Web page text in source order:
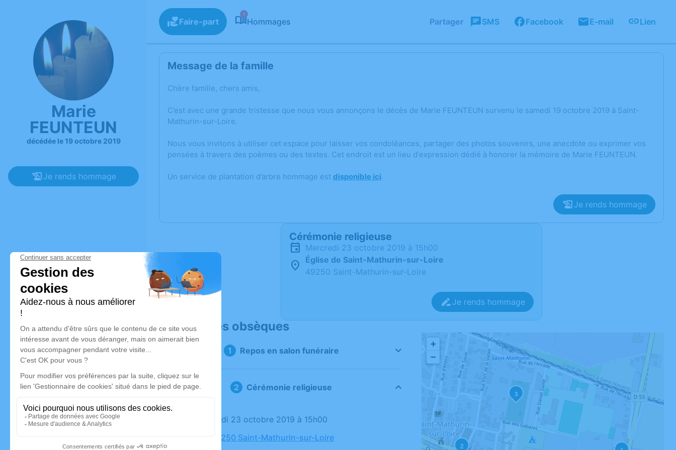
Marie
FEUNTEUN
décédée le 19 octobre 2019
Je rends hommage
Faire-part
1
Hommages Partager SMS Facebook E-mail Lien
Message de la famille
Chère famille, chers amis,
C’est avec une grande tristesse que nous vous annonçons le décès de Marie FEUNTEUN survenu le samedi 19 octobre 2019 à Saint-
Mathurin-sur-Loire.
Nous vous invitons à utiliser cet espace pour laisser vos condoléances, partager des photos souvenirs, une anecdote ou exprimer vos
pensées à travers des poèmes ou des textes. Cet endroit est un lieu d'expression dédié à honorer la mémoire de Marie FEUNTEUN.
Un service de plantation d’arbre hommage est disponible ici.
Je rends hommage
Cérémonie religieuse
mercredi 23 octobre 2019 à 15h00
Église de Saint-Mathurin-sur-Loire
49250 Saint-Mathurin-sur-Loire
Je rends hommage
Déroulé des obsèques
Repos en salon funéraire
Cérémonie religieuse
Le mercredi 23 octobre 2019 à 15h00
Église, 49250 Saint-Mathurin-sur-Loire
2
3
+
−